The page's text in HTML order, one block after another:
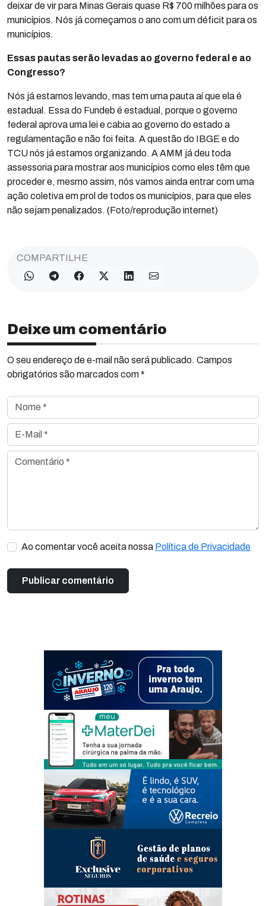
deixar de vir para Minas Gerais quase R$ 700 milhões para os
municípios. Nós já começamos o ano com um déficit para os
municípios.
Essas pautas serão levadas ao governo federal e ao
Congresso?
Nós já estamos levando, mas tem uma pauta aí que ela é
estadual. Essa do Fundeb é estadual, porque o governo
federal aprova uma lei e cabia ao governo do estado a
regulamentação e não foi feita. A questão do IBGE e do
TCU nós já estamos organizando. A AMM já deu toda
assessoria para mostrar aos municípios como eles têm que
proceder e, mesmo assim, nós vamos ainda entrar com uma
ação coletiva em prol de todos os municípios, para que eles
não sejam penalizados. (Foto/reprodução internet)
COMPARTILHE
Deixe um comentário
O seu endereço de e-mail não será publicado. Campos
obrigatórios são marcados com *
Nome *
E-Mail *
Comentário *
Ao comentar você aceita nossa Política de Privacidade